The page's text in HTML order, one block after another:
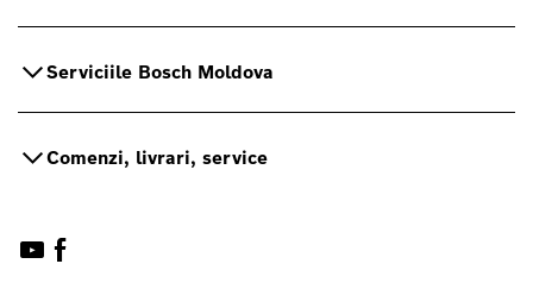
Serviciile Bosch Moldova
Comenzi, livrari, service